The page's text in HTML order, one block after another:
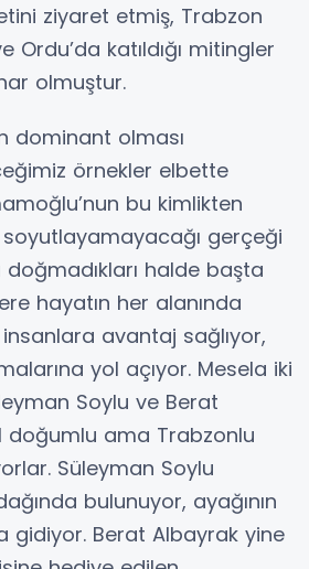
ziyaret etmiş, Trabzon
Ordu’da katıldığı mitingler
olmuştur.
dominant olması
örnekler elbette
bu kimlikten
gerçeği
doğmadıkları halde başta
hayatın her alanında
avantaj sağlıyor,
yol açıyor. Mesela iki
Soylu ve Berat
doğumlu ama Trabzonlu
Süleyman Soylu
bulunuyor, ayağının
gidiyor. Berat Albayrak yine